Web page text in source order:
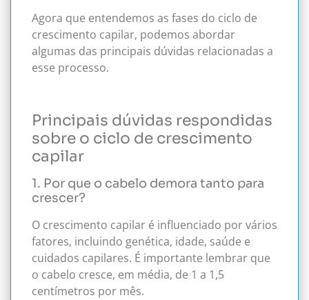
Agora que entendemos as fases do ciclo de
crescimento capilar, podemos abordar
algumas das principais dúvidas relacionadas a
esse processo.
Principais dúvidas respondidas
sobre o ciclo de crescimento
capilar
1. Por que o cabelo demora tanto para
crescer?
O crescimento capilar é influenciado por vários
fatores, incluindo genética, idade, saúde e
cuidados capilares. É importante lembrar que
o cabelo cresce, em média, de 1 a 1,5
centímetros por mês.